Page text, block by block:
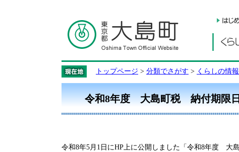
トップページ > 分類でさがす > くらしの情報
令和8年度 大島町税 納付期限
令和8年5月1日にHP上に公開しました「令和8年度 大